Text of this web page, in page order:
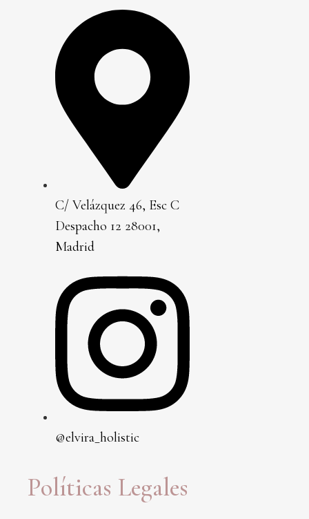
C/ Velázquez 46, Esc C
Despacho 12 28001,
Madrid
@elvira_holistic
Políticas Legales